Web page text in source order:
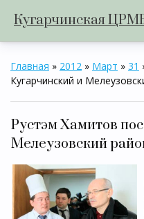
Кугарчинская
Главная » 2012 » Март » 31
Кугарчинский и
Рустэм Хамитов
Мелеузовский